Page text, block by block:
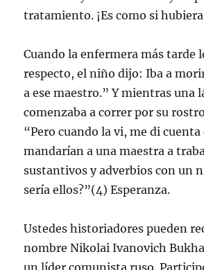
tratamiento. ¡Es como si
Cuando la enfermera más tarde
respecto, el niño dijo: Iba a
a ese maestro.” Y mientras una
comenzaba a correr por su
“Pero cuando la vi, me di cuenta
mandarían a una maestra a
sustantivos y adverbios con un
sería ellos?”(4) Esperanza.
Ustedes historiadores pueden
nombre Nikolai Ivanovich
un líder comunista ruso.